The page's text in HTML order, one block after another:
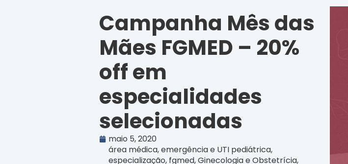
Campanha Mês das
Mães FGMED – 20%
off em
especialidades
selecionadas
maio 5, 2020
área médica,emergência e UTI pediátrica,
especialização, fgmed,Ginecologia e Obstetrícia,